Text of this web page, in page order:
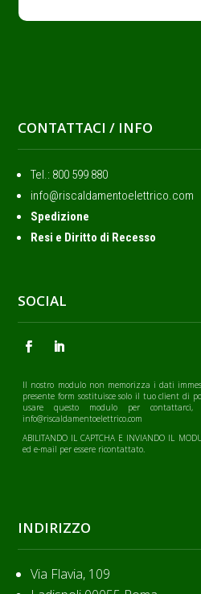
CONTATTACI / INFO
Tel.: ‭800 599 880
info@riscaldamentoelettrico.com
Spedizione
Resi e Diritto di Recesso
SOCIAL
Il nostro modulo non memorizza i dati
presente form sostituisce solo il tuo client di
usare questo modulo per
info@riscaldamentoelettrico.com
ABILITANDO IL CAPTCHA E INVIANDO IL
ed e-mail per essere ricontattato.
INDIRIZZO
Via Flavia, 109